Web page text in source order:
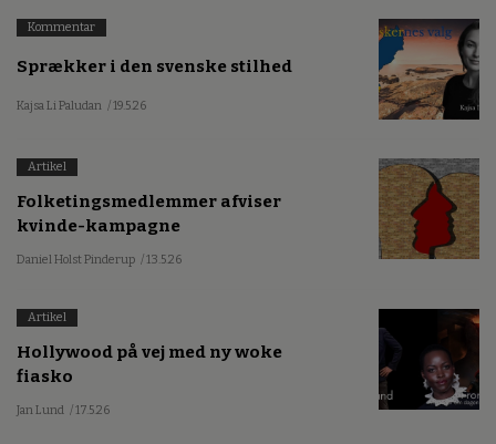
Kommentar
Sprækker i den svenske stilhed
Kajsa Li Paludan / 19.5.26
Artikel
Folketingsmedlemmer afviser
kvinde-kampagne
Daniel Holst Pinderup / 13.5.26
Artikel
Hollywood på vej med ny woke
fiasko
Jan Lund / 17.5.26